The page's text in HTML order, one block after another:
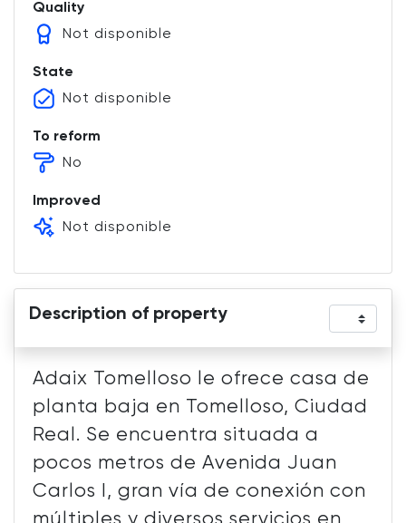
Quality
Not disponible
State
Not disponible
To reform
No
Improved
Not disponible
Description of property
Adaix Tomelloso le ofrece casa de
planta baja en Tomelloso, Ciudad
Real. Se encuentra situada a
pocos metros de Avenida Juan
Carlos I, gran vía de conexión con